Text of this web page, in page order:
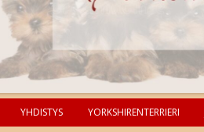
YHDISTYS YORKSHIRENTERRIERI